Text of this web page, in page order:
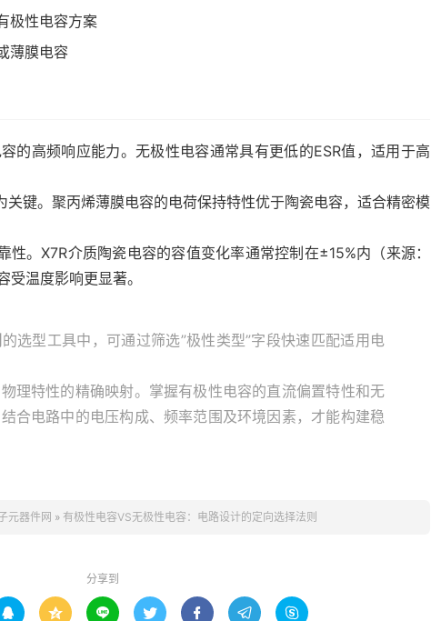
极性电容方案
薄膜电容
的高频响应能力。无极性电容通常具有更低的ESR值，适用于高
关键。聚丙烯薄膜电容的电荷保持特性优于陶瓷电容，适合精密模
性。X7R介质陶瓷电容的容值变化率通常控制在±15%内（来源：
温度影响更显著。
的选型工具中，可通过筛选”极性类型”字段快速匹配适用电
理特性的精确映射。掌握有极性电容的直流偏置特性和无
合电路中的电压构成、频率范围及环境因素，才能构建稳
元器件网 » 有极性电容VS无极性电容：电路设计的定向选择法则
分享到
      